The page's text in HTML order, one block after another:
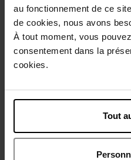
au fonctionnement de ce
de cookies, nous avons
À tout moment, vous
consentement dans la
cookies.
Tout
Caractéristiques
Avis client Politique
Vous